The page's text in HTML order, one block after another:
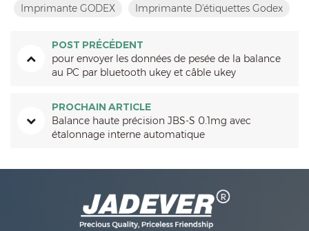
Imprimante GODEX
Imprimante D'étiquettes Godex
POST PRÉCÉDENT
pour envoyer les données de pesée de la balance
au PC par bluetooth ukey et câble ukey
PROCHAIN ARTICLE
Balance haute précision JBS-S 0.1mg avec
étalonnage interne automatique